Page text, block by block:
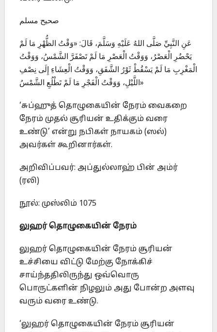
صحيح مسلم
عَنِ النَّبِيِّ صَلَّى اللهُ عَلَيْهِ وَسَلَّمَ، قَالَ: «وَقْتُ الظُّهْرِ مَا لَمْ
يَحْضُرِ الْعَصْرُ، وَوَقْتُ الْعَصْرِ مَا لَمْ تَصْفَرَّ الشَّمْسُ، وَوَقْتُ
الْمَغْرِبِ مَا لَمْ يَسْقُطْ ثَوْرُ الشَّفَقِ، وَوَقْتُ الْعِشَاءِ إِلَى نِصْفِ
اللَّيْلِ، وَوَقْتُ الْفَجْرِ مَا لَمْ تَطْلُعِ الشَّمْسُ»
‘சுப்ஹுத் தொழுகையின் நேரம் வைகறை
நேரம் முதல் சூரியன் உதிக்கும் வரை
உண்டு’ என்று நபிகள் நாயகம் (ஸல்)
அவர்கள் கூறினார்கள்.
அறிவிப்பவர்: அப்துல்லாஹ் பின் அம்ர்
(ரலி)
நூல்: முஸ்லிம் 1075
லுஹர் தொழுகையின் நேரம்
லுஹர் தொழுகையின் நேரம் சூரியன்
உச்சியை விட்டு மேற்கு நோக்கிச்
சாய்ந்ததிலிருந்து ஒவ்வொரு
பொருட்களின் நிழலும் அது போன்ற அளவு
வரும் வரை உண்டு.
‘லுஹர் தொழுகையின் நேரம் சூரியன்